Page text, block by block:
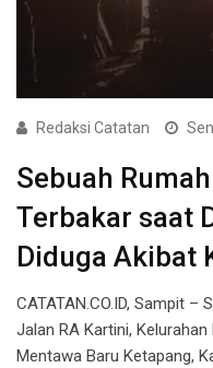
Redaksi Catatan
Sebuah
Terbakar saat
Diduga Akibat
CATATAN.CO.ID, Sampit –
Jalan RA Kartini,
Mentawa Baru Ketapang,